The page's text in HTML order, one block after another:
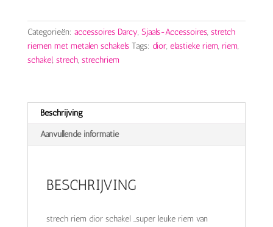
aantal
Categorieën: accessoires Darcy, Sjaals-Accessoires, stretch
riemen met metalen schakels Tags: dior, elastieke riem, riem,
schakel, strech, strechriem
Beschrijving
Aanvullende informatie
BESCHRIJVING
strech riem dior schakel …super leuke riem van